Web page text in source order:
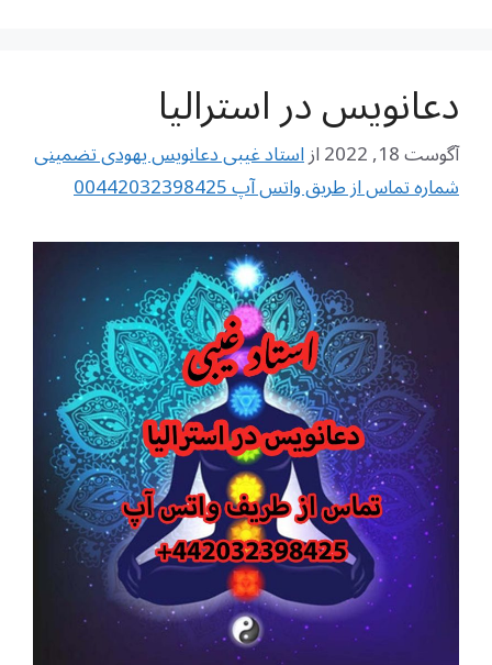
دعانویس در استرالیا
آگوست 18, 2022 ازاستاد غیبی دعانویس یهودی تضمینی
شماره تماس از طریق واتس آپ 00442032398425